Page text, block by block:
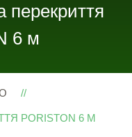
перекриття
6 м
PORISTON 6 М